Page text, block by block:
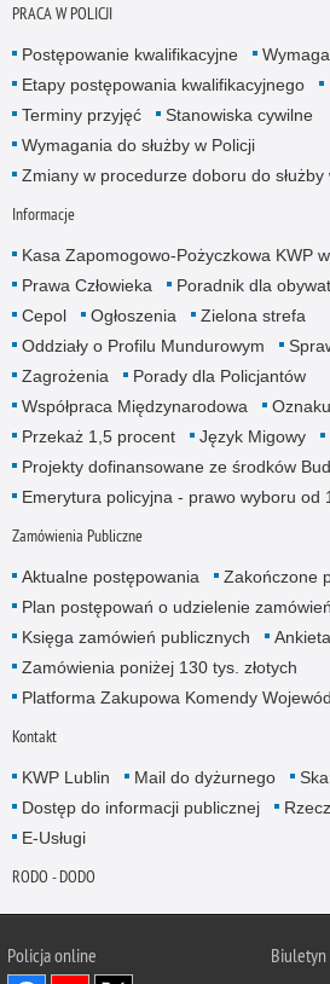
PRACA W POLICJI
Postępowanie kwalifikacyjne
Etapy postępowania kwalifikacyjnego
Terminy przyjęć
Stanowiska cywilne
Wymagania do służby w Policji
Zmiany w procedurze doboru do służby
Informacje
Kasa Zapomogowo-Pożyczkowa KWP
Prawa Człowieka
Poradnik dla
Cepol
Ogłoszenia
Zielona strefa
Oddziały o Profilu Mundurowym
Zagrożenia
Porady dla Policjantów
Współpraca Międzynarodowa
Przekaż 1,5 procent
Język Migowy
Projekty dofinansowane ze środków
Emerytura policyjna - prawo wyboru od
Zamówienia Publiczne
Aktualne postępowania
Zakończone
Plan postępowań o udzielenie
Księga zamówień publicznych
Ankieta
Zamówienia poniżej 130 tys. złotych
Platforma Zakupowa Komendy
Kontakt
KWP Lublin Mail do dyżurnego
Dostęp do informacji publicznej
E-Usługi
RODO - DODO
Policja online